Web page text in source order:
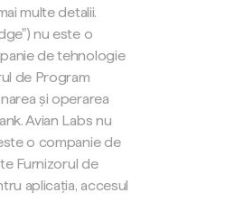
multe detalii.
nu este o
de tehnologie
de Program
și operarea
Avian Labs nu
o companie de
Furnizorul de
aplicația, accesul